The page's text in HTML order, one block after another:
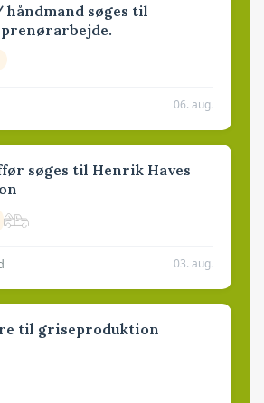
søges til
06. aug.
søges til Henrik Haves
03. aug.
til griseproduktion